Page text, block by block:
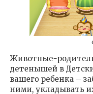
Животные-
детенышей в
вашего ребенка –
ними, укладывать